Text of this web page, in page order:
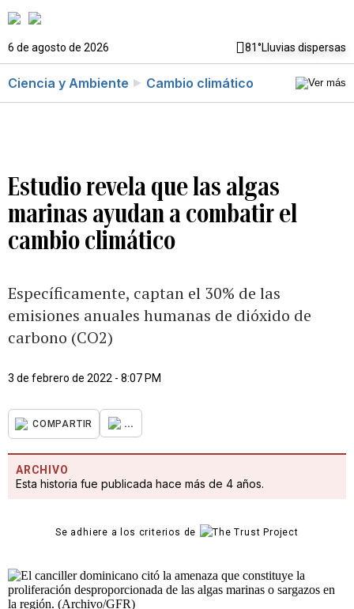
6 de agosto de 2026 81°Lluvias dispersas
Ciencia y Ambiente Cambio climático
Estudio revela que las algas
marinas ayudan a combatir el
cambio climático
Específicamente, captan el 30% de las
emisiones anuales humanas de dióxido de
carbono (CO2)
3 de febrero de 2022 - 8:07 PM
COMPARTIR ...
ARCHIVO
Esta historia fue publicada hace más de 4 años.
Se adhiere a los criterios de